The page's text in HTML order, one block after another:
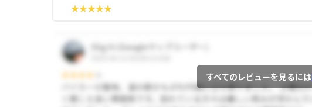
すべてのレビューを見るには